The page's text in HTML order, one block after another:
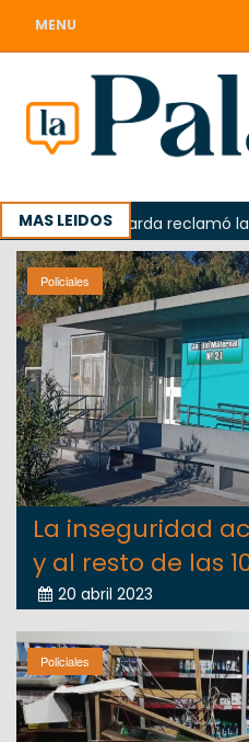
MENU
MAS LEIDOSOdarda reclamó la
Policiales
La inseguridad
y al resto de las
20 abril 2023
Policiales